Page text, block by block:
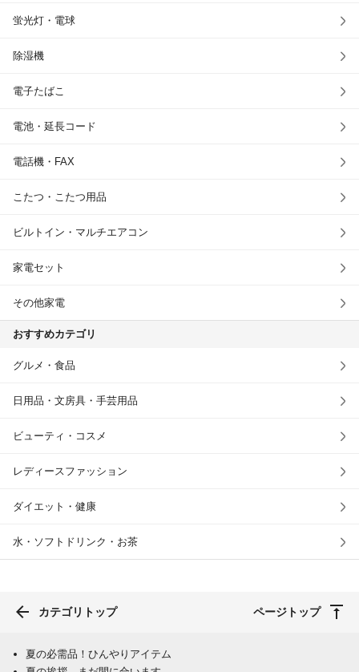
蛍光灯・電球
除湿機
電子たばこ
電池・延長コード
電話機・FAX
こたつ・こたつ用品
ビルトイン・マルチエアコン
家電セット
その他家電
おすすめカテゴリ
グルメ・食品
日用品・文房具・手芸用品
ビューティ・コスメ
レディースファッション
ダイエット・健康
水・ソフトドリンク・お茶
カテゴリトップ ページトップ
夏の必需品！ひんやりアイテム